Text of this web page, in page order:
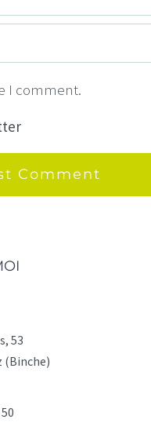
I comment.
53
(Binche)